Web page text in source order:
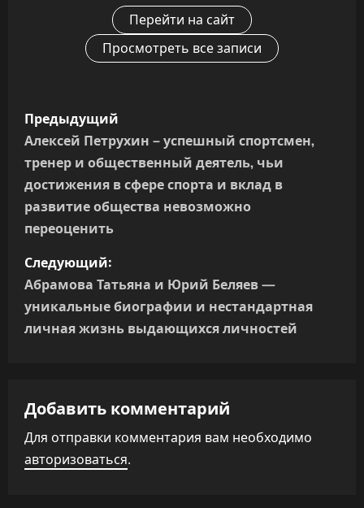
Перейти на сайт
Просмотреть все записи
Н
а
в
и
г
а
ц
п
о
Предыдущий
Алексей Петрухин – успешный спортсмен,
тренер и общественный деятель, чьи
достижения в сфере спорта и вклад в
развитие общества невозможно
переоценить
Следующий:
Абрамова Татьяна и Юрий Беляев —
уникальные биографии и нестандартная
личная жизнь выдающихся личностей
Добавить комментарий
Для отправки комментария вам необходимо
авторизоваться.